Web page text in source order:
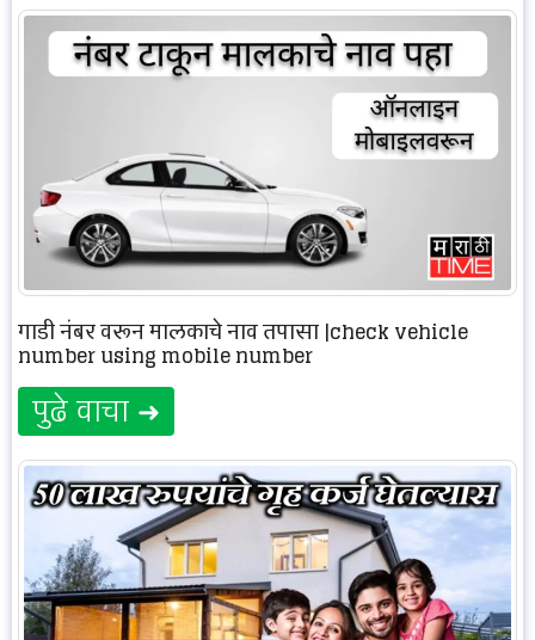
गाडी नंबर वरून मालकाचे नाव तपासा |check vehicle
number using mobile number
पुढे वाचा ➜